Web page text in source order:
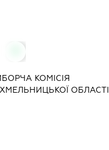
КОМІСІЯ
ОБЛАСТІ